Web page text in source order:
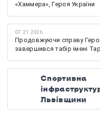
«Хаммера», Героя України
07.21.2026
Продовжуючи справу
завершився табір імені
Спортивна
Львівщини